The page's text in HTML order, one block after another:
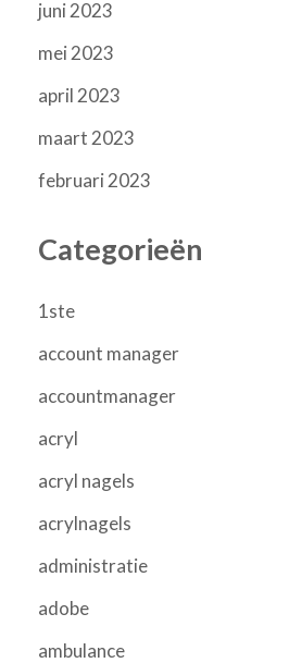
juni 2023
mei 2023
april 2023
maart 2023
februari 2023
Categorieën
1ste
account manager
accountmanager
acryl
acryl nagels
acrylnagels
administratie
adobe
ambulance